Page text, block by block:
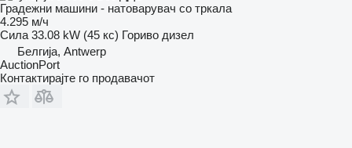
Градежни машини - натоварувач со тркала
4.295 м/ч
Сила 33.08 kW (45 кс) Гориво дизел
Белгија, Antwerp
AuctionPort
Контактирајте го продавачот